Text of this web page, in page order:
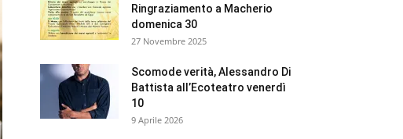
Ringraziamento a Macherio
domenica 30
27 Novembre 2025
Scomode verità, Alessandro Di
Battista all’Ecoteatro venerdì
10
9 Aprile 2026